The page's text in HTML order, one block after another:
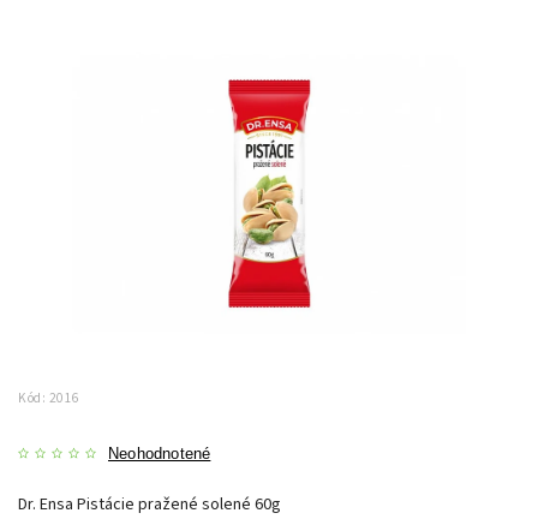
Kód: 2016
Neohodnotené
Dr. Ensa Pistácie pražené solené 60g